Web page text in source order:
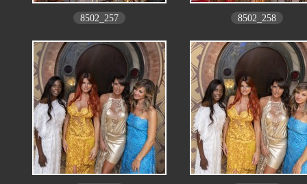
8502_257 8502_258